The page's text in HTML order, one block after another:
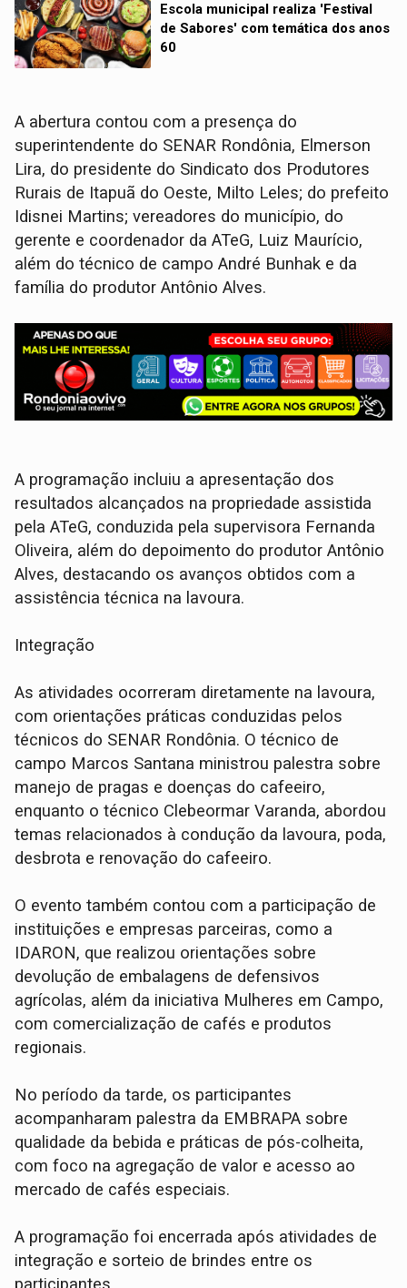
Escola municipal realiza 'Festival
de Sabores' com temática dos anos
60
A abertura contou com a presença do
superintendente do SENAR Rondônia, Elmerson
Lira, do presidente do Sindicato dos Produtores
Rurais de Itapuã do Oeste, Milto Leles; do prefeito
Idisnei Martins; vereadores do município, do
gerente e coordenador da ATeG, Luiz Maurício,
além do técnico de campo André Bunhak e da
família do produtor Antônio Alves.
A programação incluiu a apresentação dos
resultados alcançados na propriedade assistida
pela ATeG, conduzida pela supervisora Fernanda
Oliveira, além do depoimento do produtor Antônio
Alves, destacando os avanços obtidos com a
assistência técnica na lavoura.
Integração
As atividades ocorreram diretamente na lavoura,
com orientações práticas conduzidas pelos
técnicos do SENAR Rondônia. O técnico de
campo Marcos Santana ministrou palestra sobre
manejo de pragas e doenças do cafeeiro,
enquanto o técnico Clebeormar Varanda, abordou
temas relacionados à condução da lavoura, poda,
desbrota e renovação do cafeeiro.
O evento também contou com a participação de
instituições e empresas parceiras, como a
IDARON, que realizou orientações sobre
devolução de embalagens de defensivos
agrícolas, além da iniciativa Mulheres em Campo,
com comercialização de cafés e produtos
regionais.
No período da tarde, os participantes
acompanharam palestra da EMBRAPA sobre
qualidade da bebida e práticas de pós-colheita,
com foco na agregação de valor e acesso ao
mercado de cafés especiais.
A programação foi encerrada após atividades de
integração e sorteio de brindes entre os